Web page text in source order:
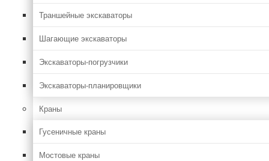
Траншейные экскаваторы
Шагающие экскаваторы
Экскаваторы-погрузчики
Экскаваторы-планировщики
Краны
Гусеничные краны
Мостовые краны